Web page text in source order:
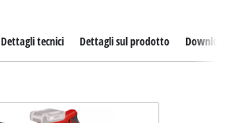
Dettagli tecnici Dettagli sul prodotto